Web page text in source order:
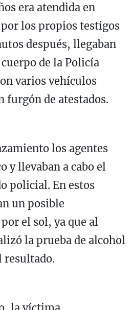
era atendida en
los propios testigos
después, llegaban
de la Policía
varios vehículos
furgón de atestados.
los agentes
y llevaban a cabo el
policial. En estos
un posible
el sol, ya que al
la prueba de alcohol
resultado.